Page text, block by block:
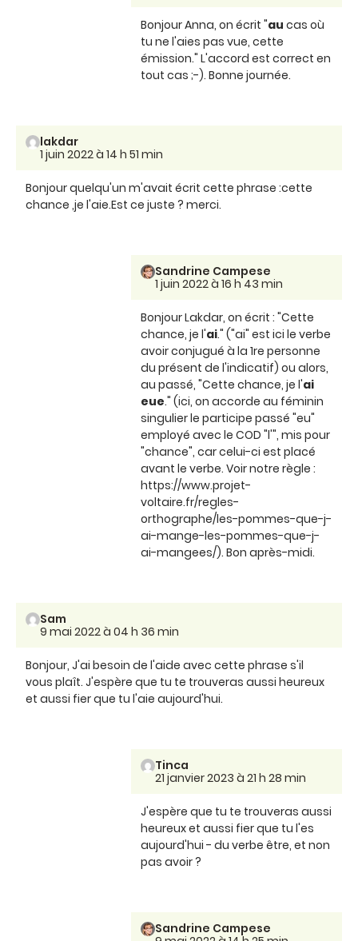
Bonjour Anna, on écrit "au cas où
tu ne l'aies pas vue, cette
émission." L'accord est correct en
tout cas ;-). Bonne journée.
lakdar
1 juin 2022 à 14 h 51 min
Bonjour quelqu'un m'avait écrit cette phrase :cette
chance ,je l'aie.Est ce juste ? merci.
Sandrine Campese
1 juin 2022 à 16 h 43 min
Bonjour Lakdar, on écrit : "Cette
chance, je l'ai." ("ai" est ici le verbe
avoir conjugué à la 1re personne
du présent de l'indicatif) ou alors,
au passé, "Cette chance, je l'ai
eue." (ici, on accorde au féminin
singulier le participe passé "eu"
employé avec le COD "l'", mis pour
"chance", car celui-ci est placé
avant le verbe. Voir notre règle :
https://www.projet-
voltaire.fr/regles-
orthographe/les-pommes-que-j-
ai-mange-les-pommes-que-j-
ai-mangees/). Bon après-midi.
Sam
9 mai 2022 à 04 h 36 min
Bonjour, J'ai besoin de l'aide avec cette phrase s'il
vous plaît. J'espère que tu te trouveras aussi heureux
et aussi fier que tu l'aie aujourd'hui.
Tinca
21 janvier 2023 à 21 h 28 min
J'espère que tu te trouveras aussi
heureux et aussi fier que tu l'es
aujourd'hui - du verbe être, et non
pas avoir ?
Sandrine Campese